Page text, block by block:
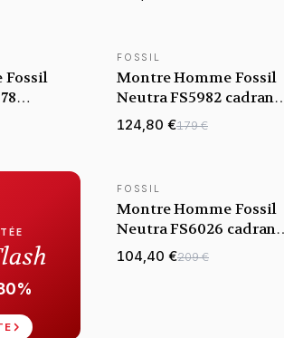
Fossil
NOUVEAUTÉ
FOSSIL
Montre Homme Fossil
Neutra FS5982 cadran
doré bracelet cuir
124,80 €179 €
NOUVEAUTÉ
FOSSIL
Montre Homme Fossil
Neutra FS6026 cadran
marron bracelet cuir
104,40 €209 €